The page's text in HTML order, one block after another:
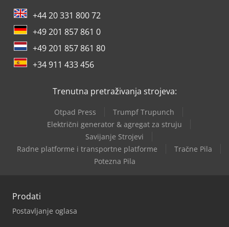
+44 20 331 800 72
+49 201 857 861 0
+49 201 857 861 80
+34 911 433 456
Trenutna pretraživanja strojeva:
Otpad Press
Trumpf Trupunch
Električni generator & agregat za struju
Savijanje Strojevi
Radne platforme i transportne platforme
Tračne Pila
Potezna Pila
Prodati
Postavljanje oglasa